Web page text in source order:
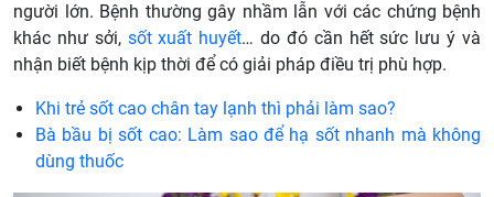
người lớn. Bệnh thường gây nhầm lẫn với các chứng bệnh
khác như sởi, sốt xuất huyết… do đó cần hết sức lưu ý và
nhận biết bệnh kịp thời để có giải pháp điều trị phù hợp.
Khi trẻ sốt cao chân tay lạnh thì phải làm sao?
Bà bầu bị sốt cao: Làm sao để hạ sốt nhanh mà không
dùng thuốc